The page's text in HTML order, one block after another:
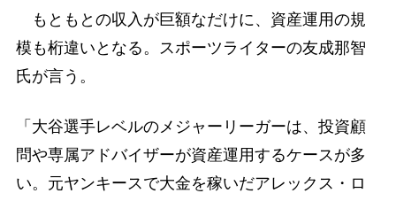
もともとの収入が巨額なだけに、資産運用の規
模も桁違いとなる。スポーツライターの友成那智
氏が言う。
「大谷選手レベルのメジャーリーガーは、投資顧
問や専属アドバイザーが資産運用するケースが多
い。元ヤンキースで大金を稼いだアレックス・ロ